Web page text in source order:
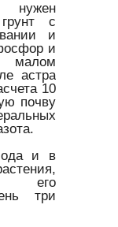
нужен
с
и
и
малом
астра
10
почву
и в
его
три